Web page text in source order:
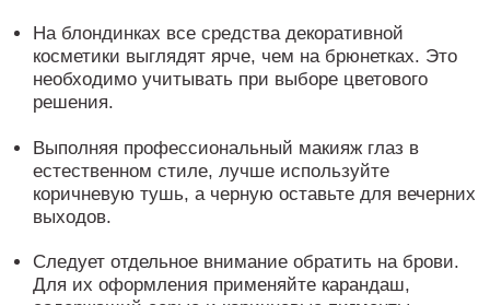
На блондинках все средства декоративной
косметики выглядят ярче, чем на брюнетках. Это
необходимо учитывать при выборе цветового
решения.
Выполняя профессиональный макияж глаз в
естественном стиле, лучше используйте
коричневую тушь, а черную оставьте для вечерних
выходов.
Следует отдельное внимание обратить на брови.
Для их оформления применяйте карандаш,